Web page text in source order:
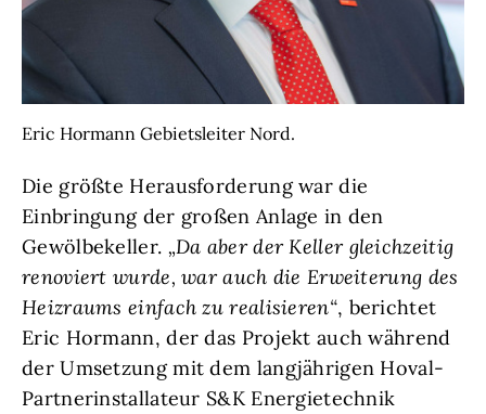
Eric Hormann Gebietsleiter Nord.
Die größte Herausforderung war die
Einbringung der großen Anlage in den
Gewölbekeller. „Da aber der Keller gleichzeitig
renoviert wurde, war auch die Erweiterung des
Heizraums einfach zu realisieren“, berichtet
Eric Hormann, der das Projekt auch während
der Umsetzung mit dem langjährigen Hoval-
Partnerinstallateur S&K Energietechnik